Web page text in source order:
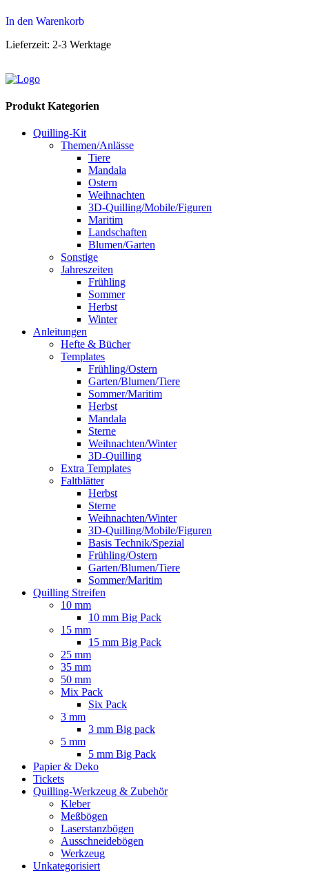
In den Warenkorb
Lieferzeit: 2-3 Werktage
Produkt Kategorien
Quilling-Kit
Themen/Anlässe
Tiere
Mandala
Ostern
Weihnachten
3D-Quilling/Mobile/Figuren
Maritim
Landschaften
Blumen/Garten
Sonstige
Jahreszeiten
Frühling
Sommer
Herbst
Winter
Anleitungen
Hefte & Bücher
Templates
Frühling/Ostern
Garten/Blumen/Tiere
Sommer/Maritim
Herbst
Mandala
Sterne
Weihnachten/Winter
3D-Quilling
Extra Templates
Faltblätter
Herbst
Sterne
Weihnachten/Winter
3D-Quilling/Mobile/Figuren
Basis Technik/Spezial
Frühling/Ostern
Garten/Blumen/Tiere
Sommer/Maritim
Quilling Streifen
10 mm
10 mm Big Pack
15 mm
15 mm Big Pack
25 mm
35 mm
50 mm
Mix Pack
Six Pack
3 mm
3 mm Big pack
5 mm
5 mm Big Pack
Papier & Deko
Tickets
Quilling-Werkzeug & Zubehör
Kleber
Meßbögen
Laserstanzbögen
Ausschneidebögen
Werkzeug
Unkategorisiert